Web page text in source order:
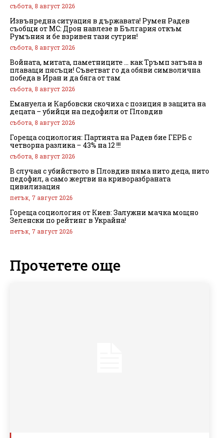
събота, 8 август 2026
Извънредна ситуация в държавата! Румен Радев
съобщи от МС: Дрон навлезе в България откъм
Румъния и бе взривен тази сутрин!
събота, 8 август 2026
Войната, митата, паметниците … как Тръмп затъна в
плаващи пясъци! Съветват го да обяви символична
победа в Иран и да бяга от там
събота, 8 август 2026
Емануела и Карбовски скочиха с позиция в защита на
децата – убийци на педофили от Пловдив
събота, 8 август 2026
Гореща социология: Партията на Радев бие ГЕРБ с
четворна разлика – 43% на 12 !!!
събота, 8 август 2026
В случая с убийството в Пловдив няма нито деца, нито
педофил, а само жертви на криворазбраната
цивилизация
петък, 7 август 2026
Гореща социология от Киев: Залужни мачка мощно
Зеленски по рейтинг в Украйна!
петък, 7 август 2026
Прочетете още